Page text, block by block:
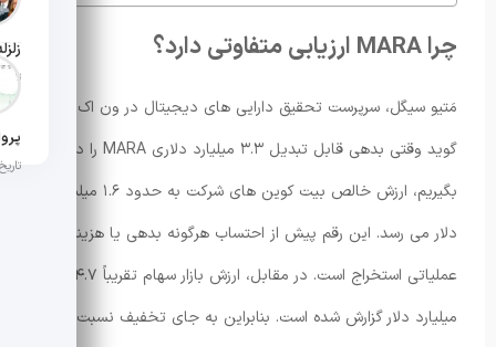
تاریخ
تاریخ
چرا MARA ارزیابی متفاوتی دارد؟
مَتیو سیگل، سرپرست تحقیق دارایی های دیجیتال در ون اک، می
گوید وقتی بدهی قابل تبدیل ۳.۳ میلیارد دلاری MARA را در نظر
بگیریم، ارزش خالص بیت کوین های شرکت به حدود ۱.۶ میلیارد
دلار می رسد. این رقم پیش از احتساب هرگونه بدهی یا هزینه
عملیاتی استخراج است. در مقابل، ارزش بازار سهام تقریباً ۴.۷
میلیارد دلار گزارش شده است. بنابراین به جای تخفیف نسبت به